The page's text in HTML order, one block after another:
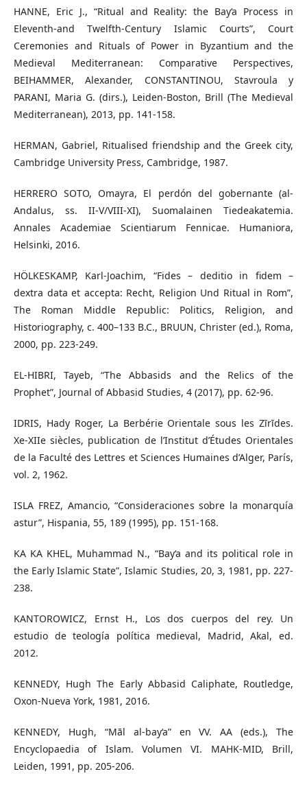
HANNE, Eric J., “Ritual and Reality: the Bay‘a Process in
Eleventh-and Twelfth-Century Islamic Courts”, Court
Ceremonies and Rituals of Power in Byzantium and the
Medieval Mediterranean: Comparative Perspectives,
BEIHAMMER, Alexander, CONSTANTINOU, Stavroula y
PARANI, Maria G. (dirs.), Leiden-Boston, Brill (The Medieval
Mediterranean), 2013, pp. 141-158.
HERMAN, Gabriel, Ritualised friendship and the Greek city,
Cambridge University Press, Cambridge, 1987.
HERRERO SOTO, Omayra, El perdón del gobernante (al-
Andalus, ss. II-V/VIII-XI), Suomalainen Tiedeakatemia.
Annales Academiae Scientiarum Fennicae. Humaniora,
Helsinki, 2016.
HÖLKESKAMP, Karl-Joachim, “Fides – deditio in fidem –
dextra data et accepta: Recht, Religion Und Ritual in Rom”,
The Roman Middle Republic: Politics, Religion, and
Historiography, c. 400–133 B.C., BRUUN, Christer (ed.), Roma,
2000, pp. 223-249.
EL-HIBRI, Tayeb, “The Abbasids and the Relics of the
Prophet”, Journal of Abbasid Studies, 4 (2017), pp. 62-96.
IDRIS, Hady Roger, La Berbérie Orientale sous les Zīrīdes.
Xe-XIIe siècles, publication de l’Institut d’Études Orientales
de la Faculté des Lettres et Sciences Humaines d’Alger, París,
vol. 2, 1962.
ISLA FREZ, Amancio, “Consideraciones sobre la monarquía
astur”, Hispania, 55, 189 (1995), pp. 151-168.
KA KA KHEL, Muhammad N., “Bay‘a and its political role in
the Early Islamic State”, Islamic Studies, 20, 3, 1981, pp. 227-
238.
KANTOROWICZ, Ernst H., Los dos cuerpos del rey. Un
estudio de teología política medieval, Madrid, Akal, ed.
2012.
KENNEDY, Hugh The Early Abbasid Caliphate, Routledge,
Oxon-Nueva York, 1981, 2016.
KENNEDY, Hugh, “Māl al-bay‘a” en VV. AA (eds.), The
Encyclopaedia of Islam. Volumen VI. MAHK-MID, Brill,
Leiden, 1991, pp. 205-206.